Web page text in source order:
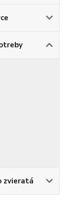
zvieratá